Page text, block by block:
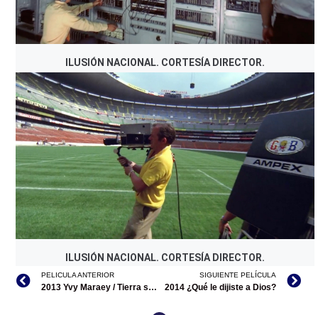
ILUSIÓN NACIONAL. CORTESÍA DIRECTOR.
ILUSIÓN NACIONAL. CORTESÍA DIRECTOR.
PELICULA ANTERIOR
2013 Yvy Maraey / Tierra sin mal
SIGUIENTE PELÍCULA
2014 ¿Qué le dijiste a Dios?